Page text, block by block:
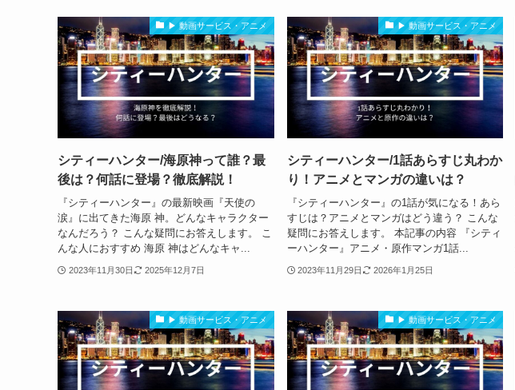
▶ 動画サービス・アニメ
シティーハンター/海原神って誰？最
後は？何話に登場？徹底解説！
『シティーハンター』の最新映画『天使の
涙』に出てきた海原 神。どんなキャラクター
なんだろう？ こんな疑問にお答えします。 こ
んな人におすすめ 海原 神はどんなキャ...
2023年11月30日 2025年12月7日
▶ 動画サービス・アニメ
シティーハンター/1話あらすじ丸わか
り！アニメとマンガの違いは？
『シティーハンター』の1話が気になる！あら
すじは？アニメとマンガはどう違う？ こんな
疑問にお答えします。 本記事の内容 『シティ
ーハンター』アニメ・原作マンガ1話...
2023年11月29日 2026年1月25日
▶ 動画サービス・アニメ ▶ 動画サービス・アニメ